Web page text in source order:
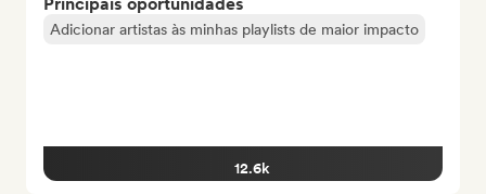
Adicionar artistas às minhas playlists de maior impacto
12.6k